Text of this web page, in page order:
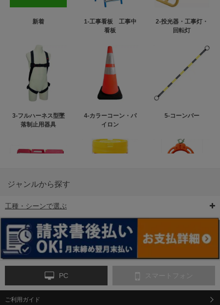
新着
1-工事看板 工事中
看板
2-投光器・工事灯・
回転灯
3-フルハーネス型墜
落制止用器具
4-カラーコーン・パ
イロン
5-コーンバー
6-矢印板/LED矢印板
ンス
ジャンルから探す
工種・シーンで選ぶ
PC スマートフォン
ご利用ガイド